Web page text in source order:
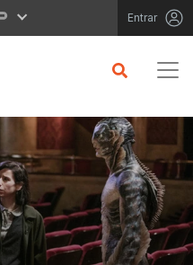
Entrar